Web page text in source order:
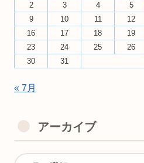
2
3 4 5
9
10 11 12
16
17 18 19
23
24 25 26
30
31
« 7月
アーカイブ